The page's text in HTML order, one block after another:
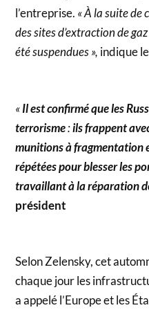
l’entreprise. « À la suite
des sites d’extraction de
été suspendues », indique
«Il est confirmé que les
terrorisme:ils frappent
munitions à fragmentation
répétées pour blesser les
travaillant à la réparation
président
Selon Zelensky, cet
chaque jour les
a appelé l’Europe et les